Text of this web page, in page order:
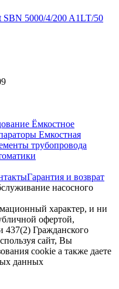
5000/4/200 A1LT/50
Ёмкостное
Емкостная
трубопровода
Гарантия и возврат
насосного
характер, и ни
офертой,
437(2) Гражданского
сайт, Вы
cookie а также даете
данных